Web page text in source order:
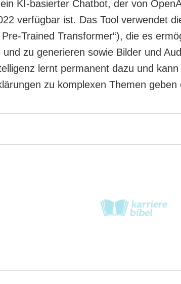
KI-basierter Chatbot, der von
verfügbar ist. Das Tool verwendet
Pre-Trained Transformer“), die es
zu generieren sowie Bilder und
lernt permanent dazu und
zu komplexen Themen geben